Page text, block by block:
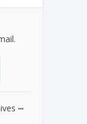
...